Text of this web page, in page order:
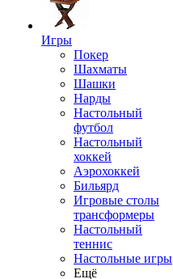
Игры
Покер
Шахматы
Шашки
Нарды
Настольный
футбол
Настольный
хоккей
Аэрохоккей
Бильярд
Игровые столы
трансформеры
Настольный
теннис
Настольные игры
Ещё